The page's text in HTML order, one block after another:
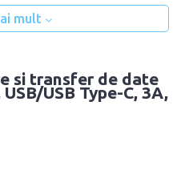
mult
si transfer de date
USB Type-C, 3A,